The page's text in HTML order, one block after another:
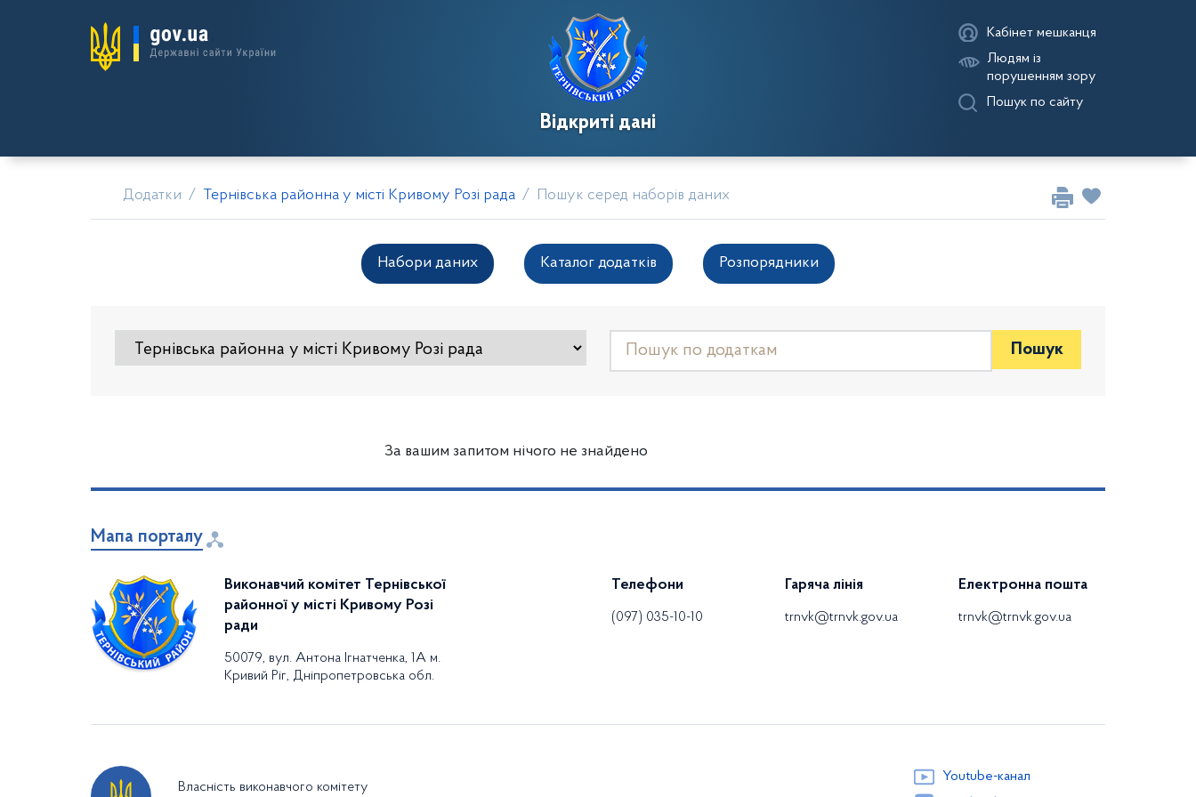
Відкриті дані
Кабінет мешканця
Людям із
порушенням зору
Пошук по сайту
Додатки Тернівська районна у місті Кривому Розі рада Пошук серед наборів даних
Набори даних Каталог додатків Розпорядники
Пошук
За вашим запитом нічого не знайдено
Мапа порталу
Виконавчий комітет Тернівської
районної у місті Кривому Розі
ради
50079, вул. Антона Ігнатченка, 1А м.
Кривий Ріг, Дніпропетровська обл.
Телефони
(097) 035-10-10
Гаряча лінія
trnvk@trnvk.gov.ua
Електронна пошта
trnvk@trnvk.gov.ua
Власність виконавчого комітету
Youtube-канал